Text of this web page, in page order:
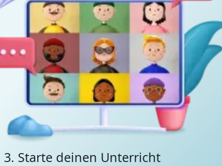
3. Starte deinen Unterricht